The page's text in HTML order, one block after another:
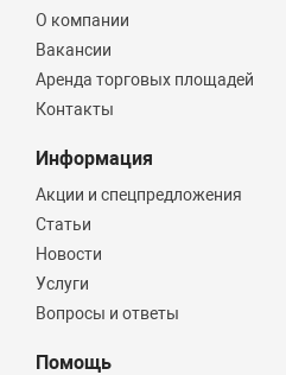
О компании
Вакансии
Аренда торговых площадей
Контакты
Информация
Акции и спецпредложения
Статьи
Новости
Услуги
Вопросы и ответы
Помощь